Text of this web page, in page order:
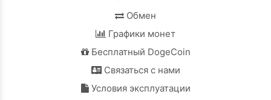
Обмен
Графики монет
Бесплатный DogeCoin
Связаться с нами
Условия эксплуатации